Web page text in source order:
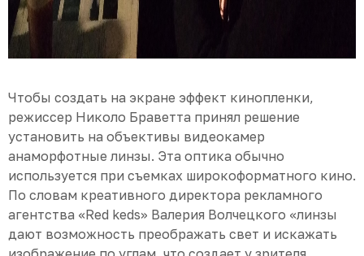
Чтобы создать на экране эффект кинопленки,
режиссер Николо Браветта принял решение
установить на объективы видеокамер
анаморфотные линзы. Эта оптика обычно
используется при съемках широкоформатного кино.
По словам креативного директора рекламного
агентства «Red keds» Валерия Волчецкого «линзы
дают возможность преображать свет и искажать